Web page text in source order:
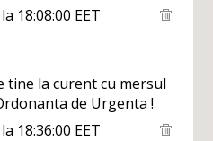
18:08:00 EET
tine la curent cu mersul
de Urgenta !
18:36:00 EET